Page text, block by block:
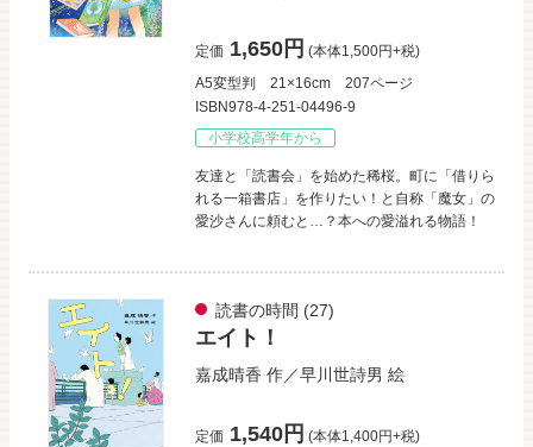
定価 1,650円 (本体1,500円+税)
A5変型判
21×16cm
207ページ
ISBN978-4-251-04496-9
小学校高学年から
友達と「読書会」を始めた稀桜。町に「借りら
れる一箱書店」を作りたい！と自称「魔女」の
愛沙さんに頼むと…？本への愛溢れる物語！
読書の時間 (27)
エイト！
嘉成晴香 作／早川世詩男 絵
定価 1,540円 (本体1,400円+税)